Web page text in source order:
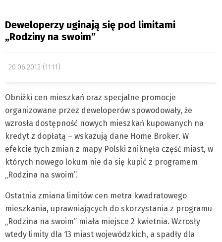
Deweloperzy uginają się pod limitami
„Rodziny na swoim”
20.06.2012 (11:11)
Obniżki cen mieszkań oraz specjalne promocje
organizowane przez deweloperów spowodowały, że
wzrosła dostępność nowych mieszkań kupowanych na
kredyt z dopłatą – wskazują dane Home Broker. W
efekcie tych zmian z mapy Polski zniknęła część miast, w
których nowego lokum nie da się kupić z programem
„Rodzina na swoim”.
Ostatnia zmiana limitów cen metra kwadratowego
mieszkania, uprawniających do skorzystania z programu
„Rodzina na swoim” miała miejsce 2 kwietnia. Wzrosły
wtedy limity dla 13 miast wojewódzkich, a spadły dla